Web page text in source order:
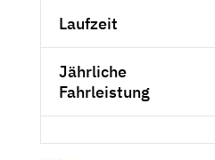
Laufzeit
Jährliche
Fahrleistung